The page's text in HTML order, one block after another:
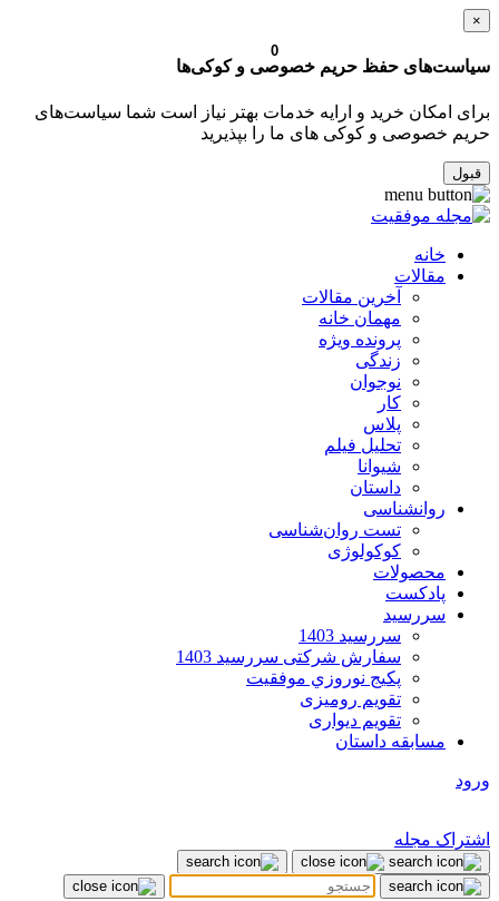
×
سیاست‌های حفظ حریم خصوصی و کوکی‌ها
برای امکان خرید و ارایه خدمات بهتر نیاز است شما سیاست‌های
حریم خصوصی و کوکی های ما را بپذیرید
قبول
خانه
مقالات
آخرین مقالات
مهمان خانه
پرونده ویژه
زندگی
نوجوان
کار
پلاس
تحلیل فیلم
شیوانا
داستان
روانشناسی
تست روان‌شناسی
کوکولوژی
محصولات
پادکست
سررسید
سررسید 1403
سفارش شرکتی سررسید 1403
پکيج نوروزي موفقيت
تقویم رومیزی
تقویم دیواری
مسابقه داستان
ورود
اشتراک مجله
0